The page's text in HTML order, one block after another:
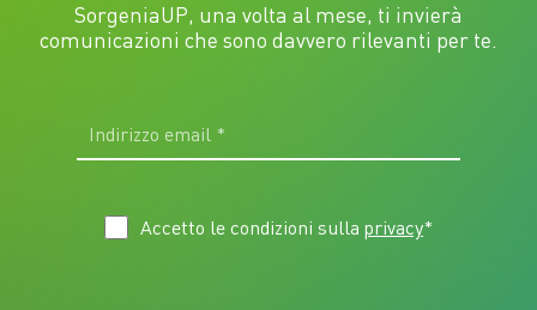
SorgeniaUP, una volta al mese, ti invierà
comunicazioni che sono davvero rilevanti per te.
Accetto le condizioni sulla privacy*